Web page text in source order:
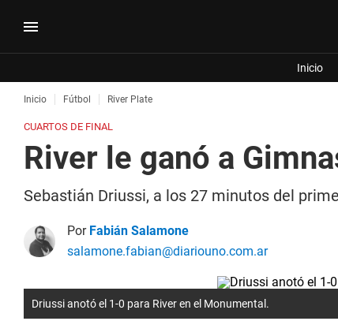
Inicio
Inicio Fútbol River Plate
CUARTOS DE FINAL
River le ganó a
Sebastián Driussi, a los 27 minutos del
Por Fabián Salamone
salamone.fabian@diariouno.com.ar
Driussi anotó el 1-0 para River en el Monumental.